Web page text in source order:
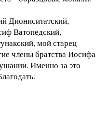
Диониситатский,
Ватопедский,
мой старец
члены братства Иосифа
Именно за это